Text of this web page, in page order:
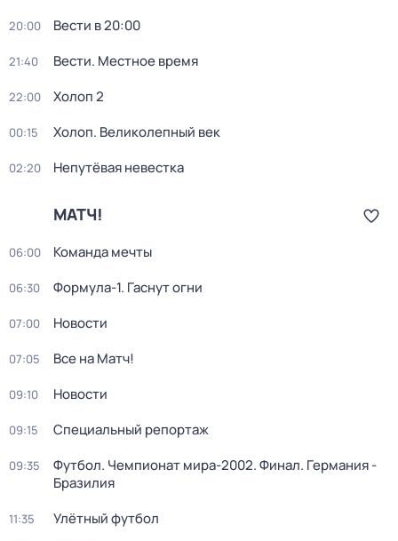
20:00 Вести в 20:00
21:40 Вести. Местное время
22:00 Холоп 2
00:15 Холоп. Великолепный век
02:20 Непутёвая невестка
МАТЧ!
06:00 Команда мечты
06:30 Формула-1. Гаснут огни
07:00 Новости
07:05 Все на Матч!
09:10 Новости
09:15 Специальный репортаж
09:35
Футбол. Чемпионат мира-2002. Финал. Германия -
Бразилия
11:35 Улётный футбол